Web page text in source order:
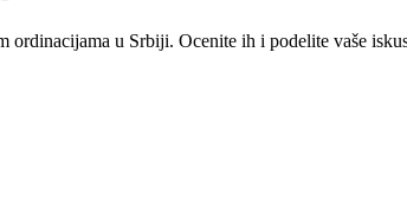
ordinacijama u Srbiji. Ocenite ih i podelite vaše